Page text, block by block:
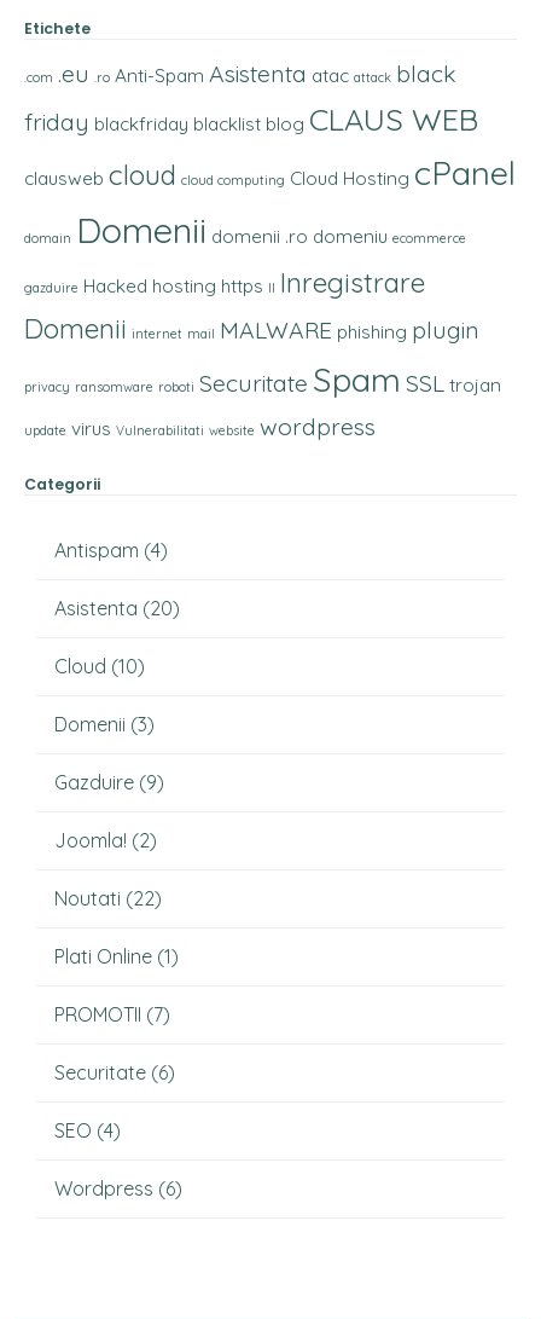
Etichete
.com .eu .ro Anti-Spam Asistenta atac attack black
friday blackfriday blacklist blog CLAUS WEB
clausweb cloud cloud computing Cloud Hosting cPanel
domain Domenii domenii .ro domeniu ecommerce
gazduire Hacked hosting https II Inregistrare
Domenii internet mail MALWARE phishing plugin
privacy ransomware roboti Securitate Spam SSL trojan
update virus Vulnerabilitati website wordpress
Categorii
Antispam (4)
Asistenta (20)
Cloud (10)
Domenii (3)
Gazduire (9)
Joomla! (2)
Noutati (22)
Plati Online (1)
PROMOTII (7)
Securitate (6)
SEO (4)
Wordpress (6)